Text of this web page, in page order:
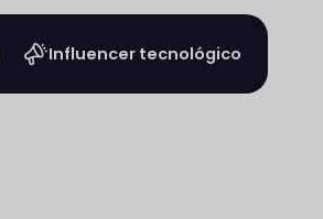
Influencer tecnológico